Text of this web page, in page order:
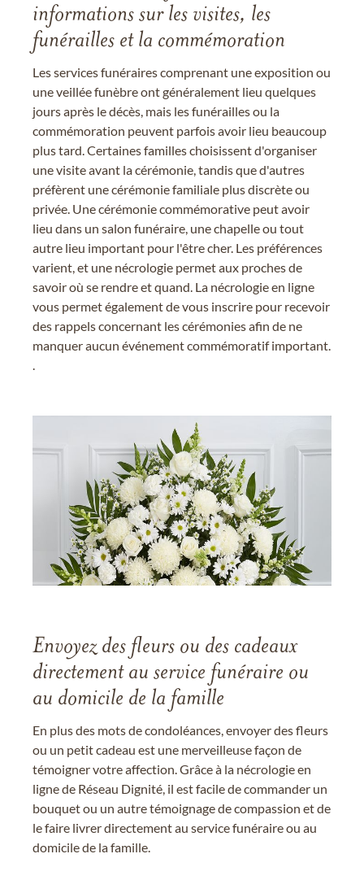
informations sur les visites, les
funérailles et la commémoration
Les services funéraires comprenant une exposition ou
une veillée funèbre ont généralement lieu quelques
jours après le décès, mais les funérailles ou la
commémoration peuvent parfois avoir lieu beaucoup
plus tard. Certaines familles choisissent d'organiser
une visite avant la cérémonie, tandis que d'autres
préfèrent une cérémonie familiale plus discrète ou
privée. Une cérémonie commémorative peut avoir
lieu dans un salon funéraire, une chapelle ou tout
autre lieu important pour l'être cher. Les préférences
varient, et une nécrologie permet aux proches de
savoir où se rendre et quand. La nécrologie en ligne
vous permet également de vous inscrire pour recevoir
des rappels concernant les cérémonies afin de ne
manquer aucun événement commémoratif important.
Envoyez des fleurs ou des cadeaux
directement au service funéraire ou
au domicile de la famille
En plus des mots de condoléances, envoyer des fleurs
ou un petit cadeau est une merveilleuse façon de
témoigner votre affection. Grâce à la nécrologie en
ligne de Réseau Dignité, il est facile de commander un
bouquet ou un autre témoignage de compassion et de
le faire livrer directement au service funéraire ou au
domicile de la famille.